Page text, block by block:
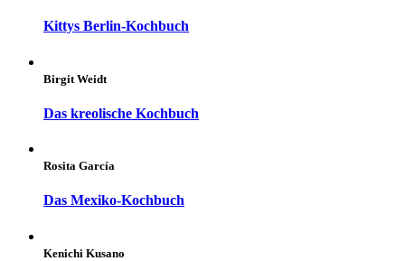
Kittys Berlin-Kochbuch
Birgit Weidt
Das kreolische Kochbuch
Rosita García
Das Mexiko-Kochbuch
Kenichi Kusano